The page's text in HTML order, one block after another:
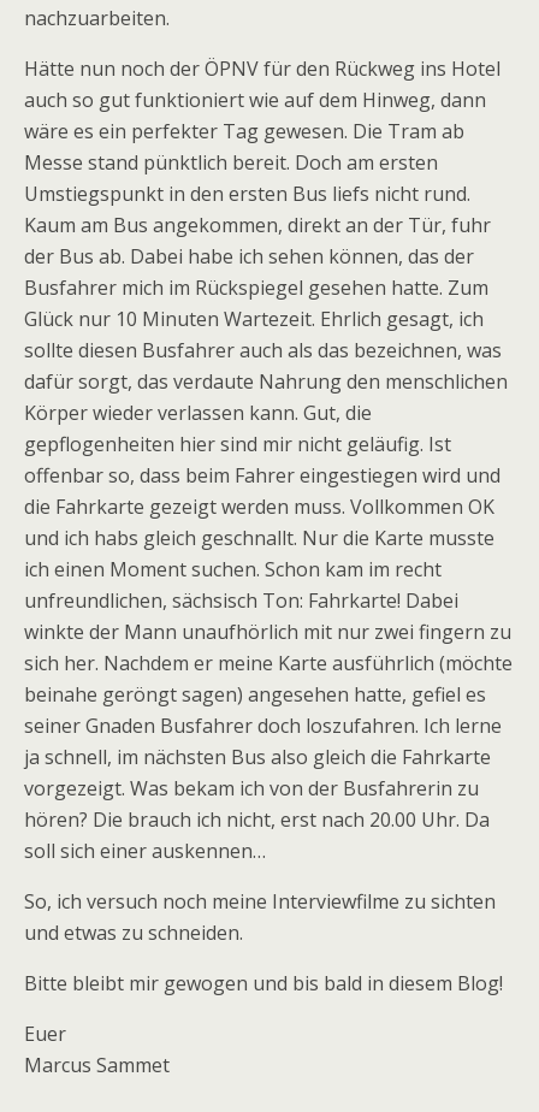
nachzuarbeiten.
Hätte nun noch der ÖPNV für den Rückweg ins Hotel
auch so gut funktioniert wie auf dem Hinweg, dann
wäre es ein perfekter Tag gewesen. Die Tram ab
Messe stand pünktlich bereit. Doch am ersten
Umstiegspunkt in den ersten Bus liefs nicht rund.
Kaum am Bus angekommen, direkt an der Tür, fuhr
der Bus ab. Dabei habe ich sehen können, das der
Busfahrer mich im Rückspiegel gesehen hatte. Zum
Glück nur 10 Minuten Wartezeit. Ehrlich gesagt, ich
sollte diesen Busfahrer auch als das bezeichnen, was
dafür sorgt, das verdaute Nahrung den menschlichen
Körper wieder verlassen kann. Gut, die
gepflogenheiten hier sind mir nicht geläufig. Ist
offenbar so, dass beim Fahrer eingestiegen wird und
die Fahrkarte gezeigt werden muss. Vollkommen OK
und ich habs gleich geschnallt. Nur die Karte musste
ich einen Moment suchen. Schon kam im recht
unfreundlichen, sächsisch Ton: Fahrkarte! Dabei
winkte der Mann unaufhörlich mit nur zwei fingern zu
sich her. Nachdem er meine Karte ausführlich (möchte
beinahe geröngt sagen) angesehen hatte, gefiel es
seiner Gnaden Busfahrer doch loszufahren. Ich lerne
ja schnell, im nächsten Bus also gleich die Fahrkarte
vorgezeigt. Was bekam ich von der Busfahrerin zu
hören? Die brauch ich nicht, erst nach 20.00 Uhr. Da
soll sich einer auskennen…
So, ich versuch noch meine Interviewfilme zu sichten
und etwas zu schneiden.
Bitte bleibt mir gewogen und bis bald in diesem Blog!
Euer
Marcus Sammet